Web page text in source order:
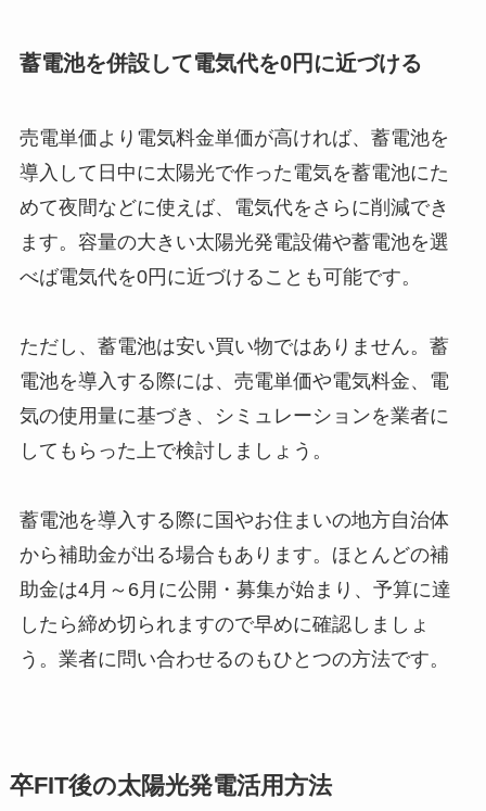
蓄電池を併設して電気代を0円に近づける
売電単価より電気料金単価が高ければ、蓄電池を
導入して日中に太陽光で作った電気を蓄電池にた
めて夜間などに使えば、電気代をさらに削減でき
ます。容量の大きい太陽光発電設備や蓄電池を選
べば電気代を0円に近づけることも可能です。
ただし、蓄電池は安い買い物ではありません。蓄
電池を導入する際には、売電単価や電気料金、電
気の使用量に基づき、シミュレーションを業者に
してもらった上で検討しましょう。
蓄電池を導入する際に国やお住まいの地方自治体
から補助金が出る場合もあります。ほとんどの補
助金は4月～6月に公開・募集が始まり、予算に達
したら締め切られますので早めに確認しましょ
う。業者に問い合わせるのもひとつの方法です。
卒FIT後の太陽光発電活用方法